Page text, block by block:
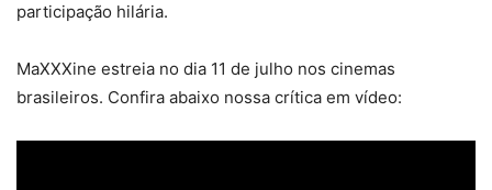
participação hilária.
MaXXXine estreia no dia 11 de julho nos cinemas
brasileiros. Confira abaixo nossa crítica em vídeo: